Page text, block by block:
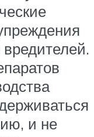
и не